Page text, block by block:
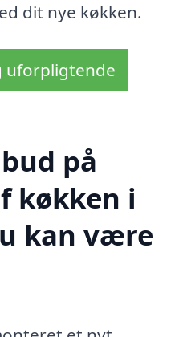
dit nye køkken.
uforpligtende
på
køkken i
kan være